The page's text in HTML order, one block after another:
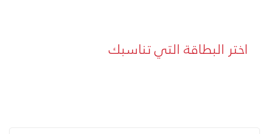
​اختر البطاقة التي تناسبك